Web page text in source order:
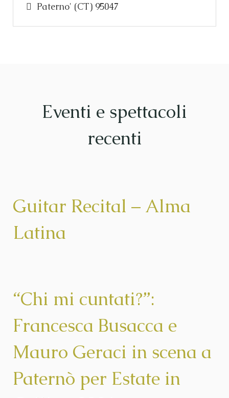
Paterno' (CT) 95047
Eventi e spettacoli
recenti
Guitar Recital – Alma
Latina
“Chi mi cuntati?”:
Francesca Busacca e
Mauro Geraci in scena a
Paternò per Estate in